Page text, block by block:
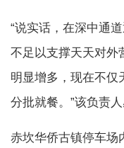
“说实话，在深中通
不足以支撑天天对外
明显增多，现在不仅
分批就餐。”该负责人
赤坎华侨古镇停车场